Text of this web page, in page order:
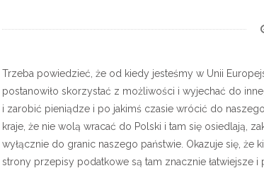
Trzeba powiedzieć, że od kiedy jesteśmy w Unii
postanowiło skorzystać z możliwości i wyjechać do
i zarobić pieniądze i po jakimś czasie wrócić do
kraje, że nie wolą wracać do Polski i tam się osiedlają,
wyłącznie do granic naszego państwie. Okazuje się, że
strony przepisy podatkowe są tam znacznie łatwiejsze